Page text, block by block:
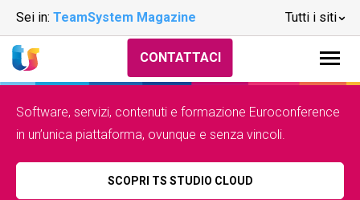
Sei in: TeamSystem Magazine Tutti i siti
CONTATTACI
Software, servizi, contenuti e formazione Euroconference
in un’unica piattaforma, ovunque e senza vincoli.
SCOPRI TS STUDIO CLOUD